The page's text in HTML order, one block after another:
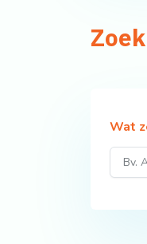
Wat